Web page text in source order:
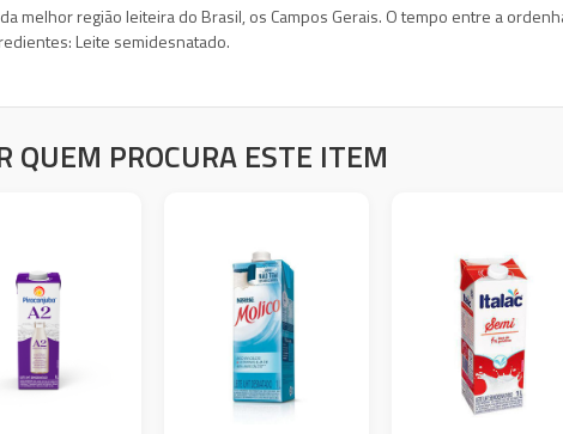
melhor região leiteira do Brasil, os Campos Gerais. O tempo entre a
Leite semidesnatado.
QUEM PROCURA ESTE ITEM